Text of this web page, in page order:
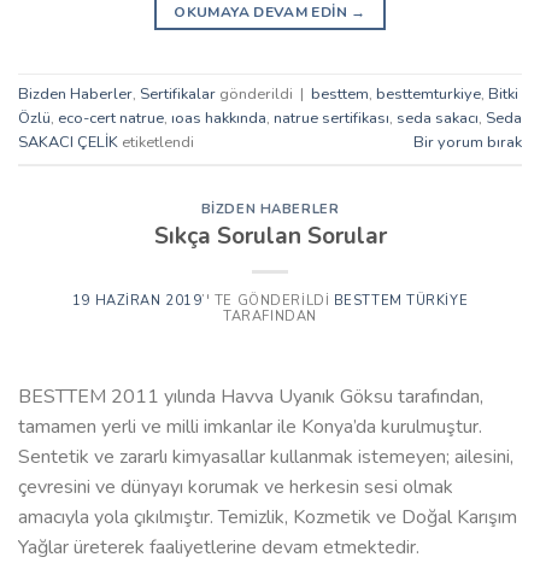
OKUMAYA DEVAM EDIN →
Bizden Haberler, Sertifikalar gönderildi | besttem, besttemturkiye, Bitki
Özlü, eco-cert natrue, ıoas hakkında, natrue sertifikası, seda sakacı, Seda
SAKACI ÇELİK etiketlendi Bir yorum bırak
BIZDEN HABERLER
Sıkça Sorulan Sorular
19 HAZIRAN 2019’' TE GÖNDERILDI BESTTEM TÜRKIYE
TARAFINDAN
BESTTEM 2011 yılında Havva Uyanık Göksu tarafından,
tamamen yerli ve milli imkanlar ile Konya’da kurulmuştur.
Sentetik ve zararlı kimyasallar kullanmak istemeyen; ailesini,
çevresini ve dünyayı korumak ve herkesin sesi olmak
amacıyla yola çıkılmıştır. Temizlik, Kozmetik ve Doğal Karışım
Yağlar üreterek faaliyetlerine devam etmektedir.